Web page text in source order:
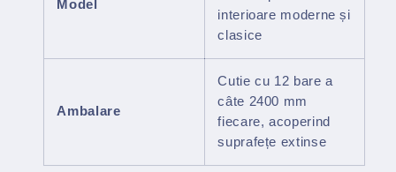
Model
interioare moderne și
clasice
Ambalare
Cutie cu 12 bare a
câte 2400 mm
fiecare, acoperind
suprafețe extinse